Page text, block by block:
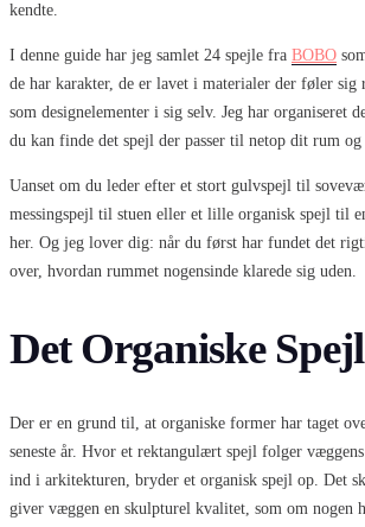
kendte.
I denne guide har jeg samlet 24 spejle fra BOBO
de har karakter, de er lavet i materialer der føler sig
som designelementer i sig selv. Jeg har organiseret
du kan finde det spejl der passer til netop dit rum
Uanset om du leder efter et stort gulvspejl til
messingspejl til stuen eller et lille organisk spejl til
her. Og jeg lover dig: når du først har fundet det
over, hvordan rummet nogensinde klarede sig uden.
Det Organiske Spejl
Der er en grund til, at organiske former har taget
seneste år. Hvor et rektangulært spejl folger
ind i arkitekturen, bryder et organisk spejl op. Det
giver væggen en skulpturel kvalitet, som om nogen